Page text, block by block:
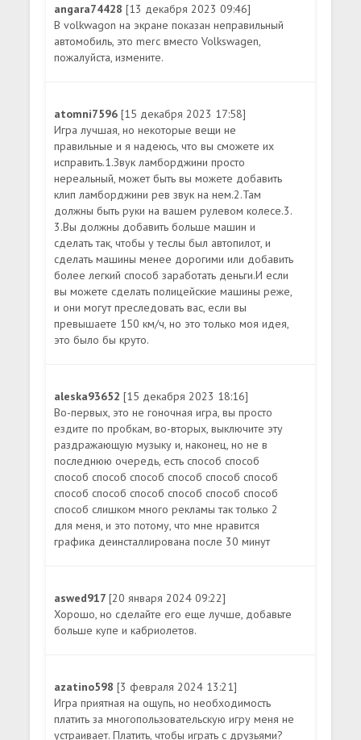
angara74428[13 декабря 2023 09:46]
В volkwagon на экране показан неправильный
автомобиль, это merc вместо Volkswagen,
пожалуйста, измените.
atomni7596[15 декабря 2023 17:58]
Игра лучшая, но некоторые вещи не
правильные и я надеюсь, что вы сможете их
исправить.1.Звук ламборджини просто
нереальный, может быть вы можете добавить
клип ламборджини рев звук на нем.2.Там
должны быть руки на вашем рулевом колесе.3.
3.Вы должны добавить больше машин и
сделать так, чтобы у теслы был автопилот, и
сделать машины менее дорогими или добавить
более легкий способ заработать деньги.И если
вы можете сделать полицейские машины реже,
и они могут преследовать вас, если вы
превышаете 150 км/ч, но это только моя идея,
это было бы круто.
aleska93652[15 декабря 2023 18:16]
Во-первых, это не гоночная игра, вы просто
ездите по пробкам, во-вторых, выключите эту
раздражающую музыку и, наконец, но не в
последнюю очередь, есть способ способ
способ способ способ способ способ способ
способ способ способ способ способ способ
способ слишком много рекламы так только 2
для меня, и это потому, что мне нравится
графика деинсталлирована после 30 минут
aswed917[20 января 2024 09:22]
Хорошо, но сделайте его еще лучше, добавьте
больше купе и кабриолетов.
azatino598[3 февраля 2024 13:21]
Игра приятная на ощупь, но необходимость
платить за многопользовательскую игру меня не
устраивает. Платить, чтобы играть с друзьями?